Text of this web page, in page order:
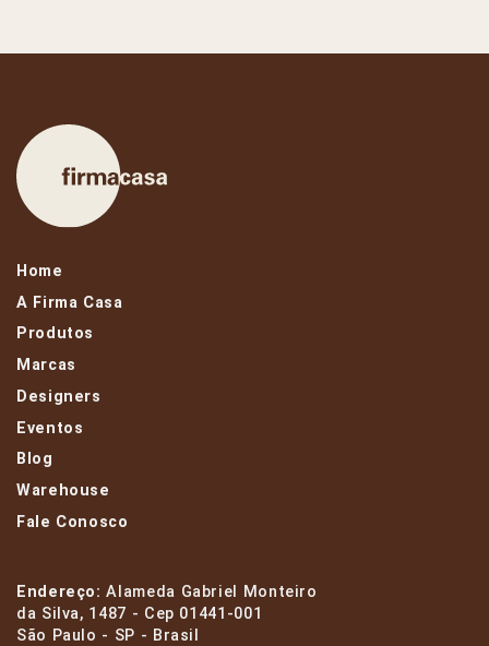
Home
A Firma Casa
Produtos
Marcas
Designers
Eventos
Blog
Warehouse
Fale Conosco
Endereço:Alameda Gabriel Monteiro
da Silva, 1487 - Cep 01441-001
São Paulo - SP - Brasil